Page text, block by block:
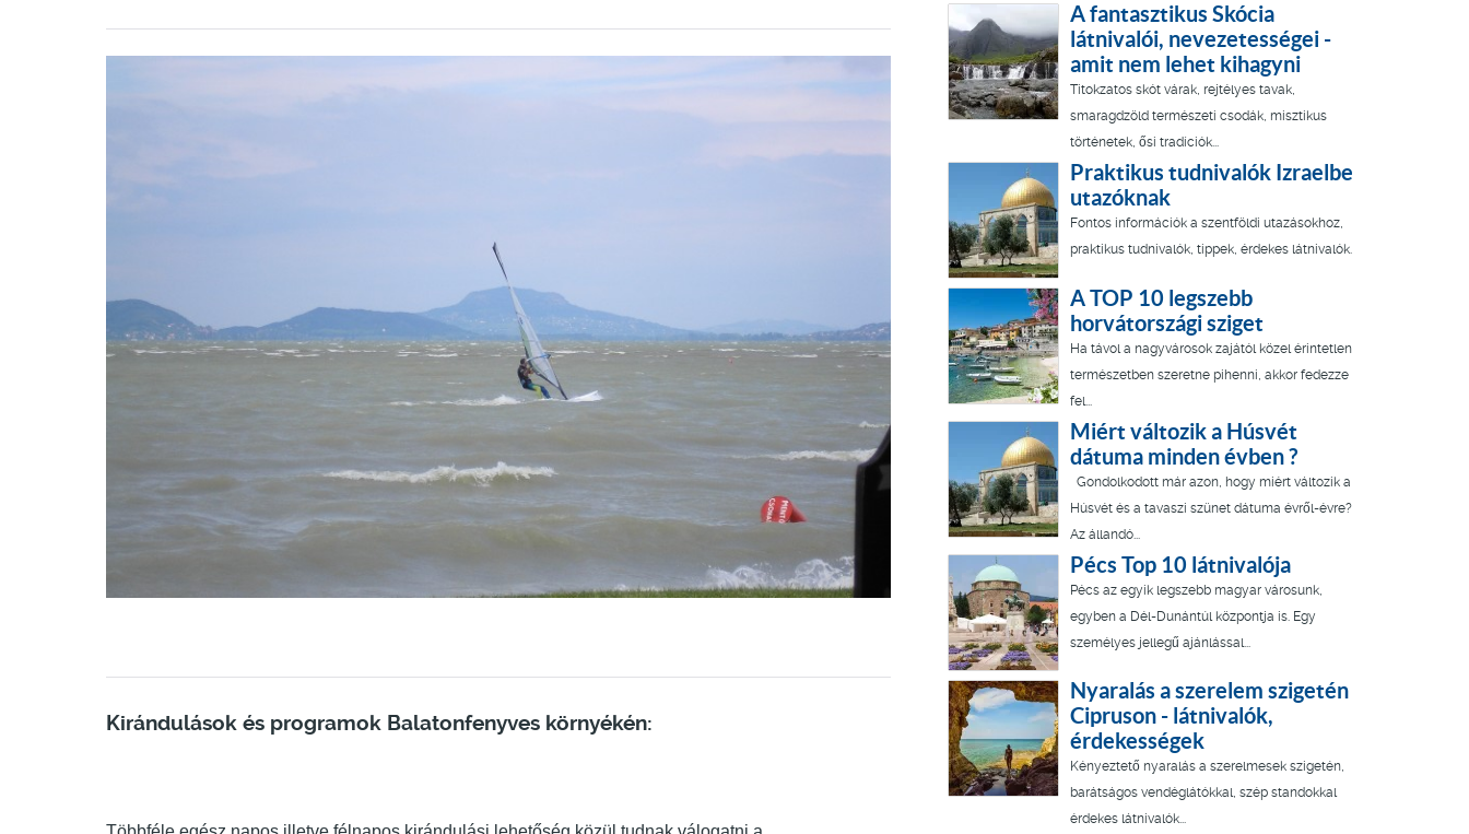
Kirándulások és programok Balatonfenyves környékén:
A fantasztikus Skócia
látnivalói, nevezetességei -
amit nem lehet kihagyni
Titokzatos skót várak, rejtélyes tavak,
smaragdzöld természeti csodák, misztikus
történetek, ősi tradíciók...
Praktikus tudnivalók Izraelbe
utazóknak
Fontos információk a szentföldi utazásokhoz,
praktikus tudnivalók, tippek, érdekes látnivalók.
A TOP 10 legszebb
horvátországi sziget
Ha távol a nagyvárosok zajától közel érintetlen
természetben szeretne pihenni, akkor fedezze
fel...
Miért változik a Húsvét
dátuma minden évben ?
Gondolkodott már azon, hogy miért változik a
Húsvét és a tavaszi szünet dátuma évről-évre?
Az állandó...
Pécs Top 10 látnivalója
Pécs az egyik legszebb magyar városunk,
egyben a Dél-Dunántúl központja is. Egy
személyes jellegű ajánlással...
Nyaralás a szerelem szigetén
Cipruson - látnivalók,
érdekességek
Kényeztető nyaralás a szerelmesek szigetén,
barátságos vendéglátókkal, szép standokkal
érdekes látnivalók...